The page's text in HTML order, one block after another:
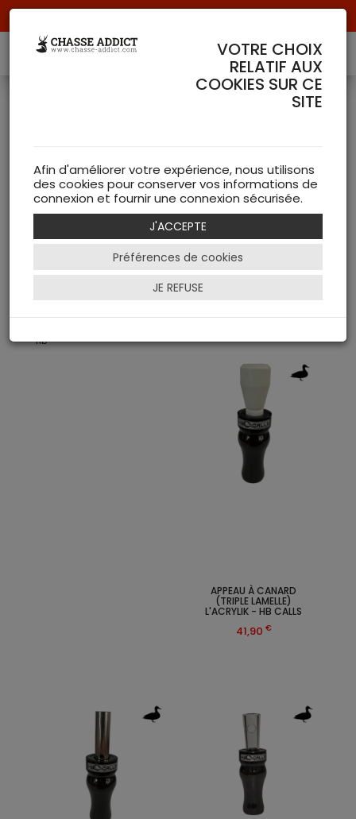
PRODUIT DE LA MARQUE
Appeaux (11)
Vêtements de Chasse HB CALLS
Mots Clés recherchés :
appeau
renards
hb
APPEAU À CANARD
(TRIPLE LAMELLE)
L'ACRYLIK - HB CALLS
41,90 €
VOTRE CHOIX
RELATIF AUX
COOKIES SUR CE
SITE
Afin d'améliorer votre expérience, nous utilisons
des cookies pour conserver vos informations de
connexion et fournir une connexion sécurisée.
J'ACCEPTE
Préférences de cookies
JE REFUSE